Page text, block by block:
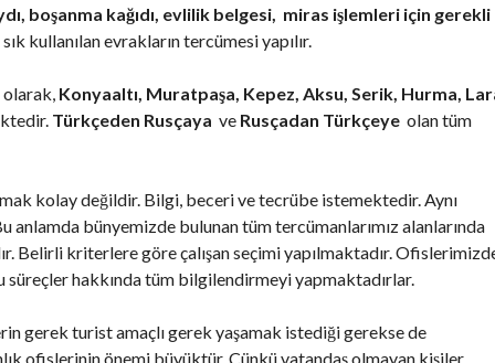
boşanma kağıdı, evlilik belgesi, miras işlemleri için gerekli
kullanılan evrakların tercümesi yapılır.
olarak, Konyaaltı, Muratpaşa, Kepez, Aksu, Serik, Hurma,
Türkçeden Rusçaya ve Rusçadan Türkçeye olan tüm
kolay değildir. Bilgi, beceri ve tecrübe istemektedir. Aynı
bünyemizde bulunan tüm tercümanlarımız alanlarında
Belirli kriterlere göre çalışan seçimi yapılmaktadır.
hakkında tüm bilgilendirmeyi yapmaktadırlar.
gerek turist amaçlı gerek yaşamak istediği gerekse de
ofislerinin önemi büyüktür. Çünkü vatandaş olmayan kişiler